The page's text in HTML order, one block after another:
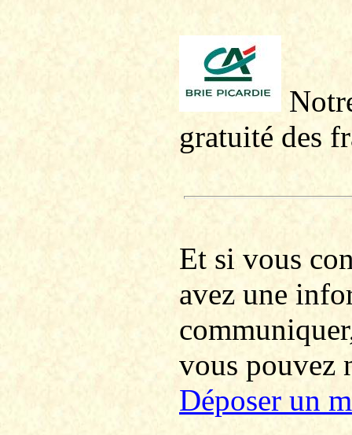
gratuité des
Et si vous
avez une
vous pouvez
Déposer un